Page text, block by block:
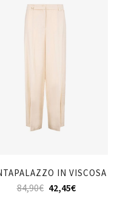
IN VISCOSA
84,90€ 42,45€